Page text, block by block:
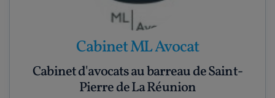
Cabinet ML Avocat
Cabinet d'avocats au barreau de Saint-
Pierre de La Réunion